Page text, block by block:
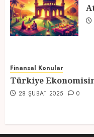
5
Finansal Konular
Türkiye
28 ŞUBAT 2025 0